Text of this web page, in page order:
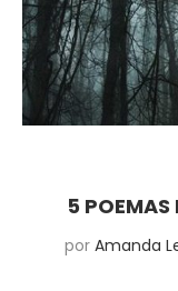
5 POEMAS
por Amanda